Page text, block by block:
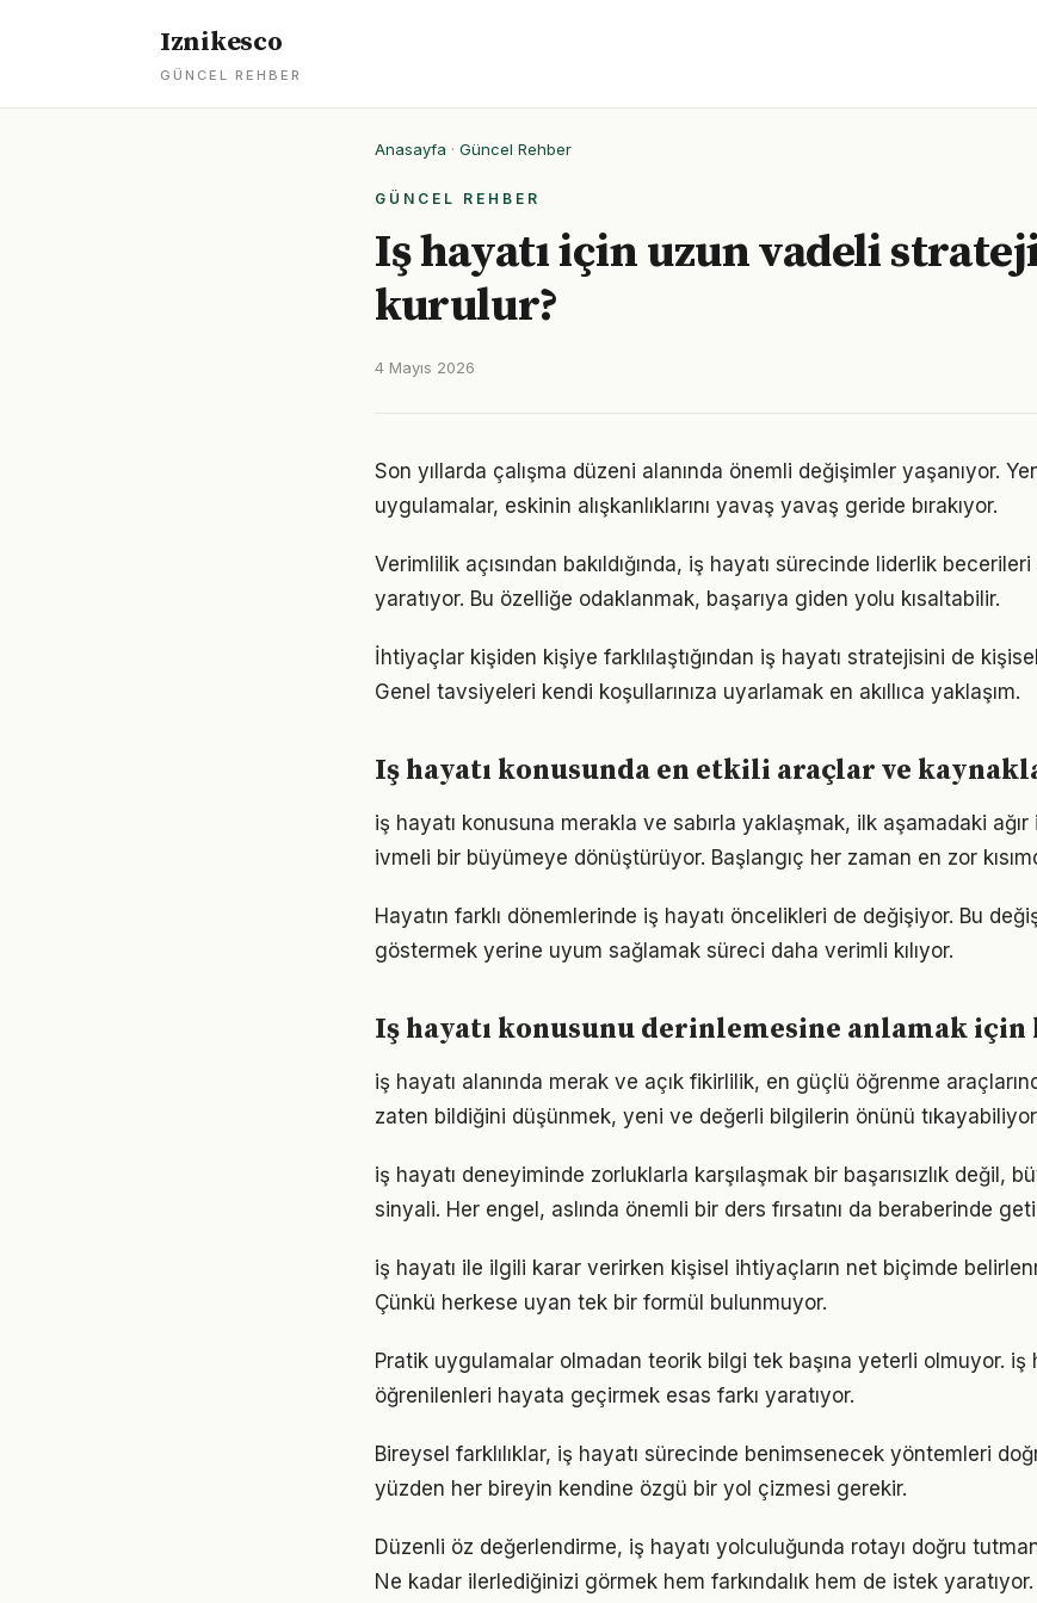
Iznikesco
GÜNCEL REHBER
Anasayfa · Güncel Rehber
GÜNCEL REHBER
Iş hayatı için uzun vadeli
kurulur?
4 Mayıs 2026
Son yıllarda çalışma düzeni alanında önemli değişimler yaşanıyor.
uygulamalar, eskinin alışkanlıklarını yavaş yavaş geride bırakıyor.
Verimlilik açısından bakıldığında, iş hayatı sürecinde liderlik
yaratıyor. Bu özelliğe odaklanmak, başarıya giden yolu kısaltabilir.
İhtiyaçlar kişiden kişiye farklılaştığından iş hayatı stratejisini de
Genel tavsiyeleri kendi koşullarınıza uyarlamak en akıllıca yaklaşım.
Iş hayatı konusunda en etkili araçlar ve
iş hayatı konusuna merakla ve sabırla yaklaşmak, ilk aşamadaki
ivmeli bir büyümeye dönüştürüyor. Başlangıç her zaman en zor
Hayatın farklı dönemlerinde iş hayatı öncelikleri de değişiyor. Bu
göstermek yerine uyum sağlamak süreci daha verimli kılıyor.
Iş hayatı konusunu derinlemesine anlamak
iş hayatı alanında merak ve açık fikirlilik, en güçlü öğrenme
zaten bildiğini düşünmek, yeni ve değerli bilgilerin önünü
iş hayatı deneyiminde zorluklarla karşılaşmak bir başarısızlık değil,
sinyali. Her engel, aslında önemli bir ders fırsatını da beraberinde
iş hayatı ile ilgili karar verirken kişisel ihtiyaçların net biçimde
Çünkü herkese uyan tek bir formül bulunmuyor.
Pratik uygulamalar olmadan teorik bilgi tek başına yeterli olmuyor. iş
öğrenilenleri hayata geçirmek esas farkı yaratıyor.
Bireysel farklılıklar, iş hayatı sürecinde benimsenecek yöntemleri
yüzden her bireyin kendine özgü bir yol çizmesi gerekir.
Düzenli öz değerlendirme, iş hayatı yolculuğunda rotayı doğru
Ne kadar ilerlediğinizi görmek hem farkındalık hem de istek yaratıyor.